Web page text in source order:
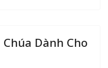
Dành Cho